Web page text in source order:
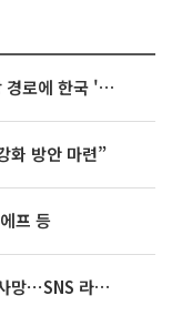
태풍 '돌핀' 이어 '찬홈' 등장…예상 경로에 한국 '한숨'
화 방안 마련”
프 등
20대 日 인플루언서, 용산 자택서 사망⋯SNS 라방 중 숨져